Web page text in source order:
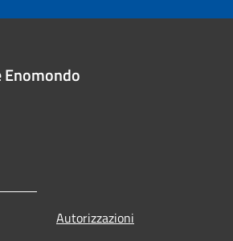
Enomondo
Autorizzazioni